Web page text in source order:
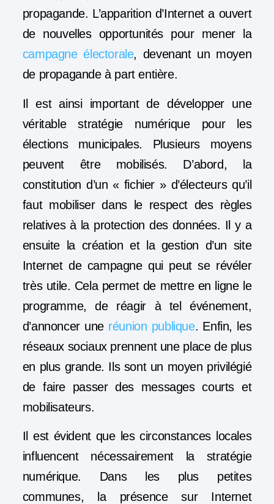
propagande. L’apparition d’Internet a ouvert
de nouvelles opportunités pour mener la
campagne électorale, devenant un moyen
de propagande à part entière.
Il est ainsi important de développer une
véritable stratégie numérique pour les
élections municipales. Plusieurs moyens
peuvent être mobilisés. D’abord, la
constitution d’un « fichier » d’électeurs qu’il
faut mobiliser dans le respect des règles
relatives à la protection des données. Il y a
ensuite la création et la gestion d’un site
Internet de campagne qui peut se révéler
très utile. Cela permet de mettre en ligne le
programme, de réagir à tel événement,
d’annoncer une réunion publique. Enfin, les
réseaux sociaux prennent une place de plus
en plus grande. Ils sont un moyen privilégié
de faire passer des messages courts et
mobilisateurs.
Il est évident que les circonstances locales
influencent nécessairement la stratégie
numérique. Dans les plus petites
communes, la présence sur Internet